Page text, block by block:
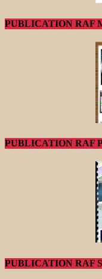
PUBLICATION RAF
PUBLICATION RAF
PUBLICATION RAF